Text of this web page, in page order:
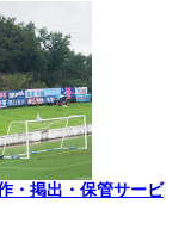
・掲出・保管サービ